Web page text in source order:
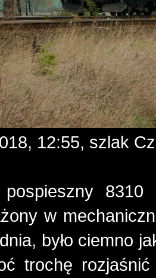
12:55, szlak
pospieszny 8310
w
było ciemno
trochę